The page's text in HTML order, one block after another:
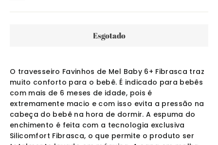
Esgotado
O travesseiro Favinhos de Mel Baby 6+ Fibrasca traz
muito conforto para o bebê. É indicado para bebês
com mais de 6 meses de idade, pois é
extremamente macio e com isso evita a pressão na
cabeça do bebê na hora de dormir. A espuma do
enchimento é feita com a tecnologia exclusiva
Silicomfort Fibrasca, o que permite o produto ser